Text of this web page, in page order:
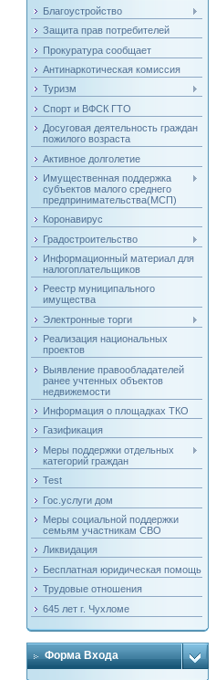
Благоустройство
Защита прав потребителей
Прокуратура сообщает
Антинаркотическая комиссия
Туризм
Спорт и ВФСК ГТО
Досуговая деятельность граждан
пожилого возраста
Активное долголетие
Имущественная поддержка
субъектов малого среднего
предпринимательства(МСП)
Коронавирус
Градостроительство
Информационный материал для
налогоплательщиков
Реестр муниципального
имущества
Электронные торги
Реализация национальных
проектов
Выявление правообладателей
ранее учтенных объектов
недвижемости
Информация о площадках ТКО
Газификация
Меры поддержки отдельных
категорий граждан
Test
Гос.услуги дом
Меры социальной поддержки
семьям участникам СВО
Ликвидация
Бесплатная юридическая помощь
Трудовые отношения
645 лет г. Чухломе
Форма Входа